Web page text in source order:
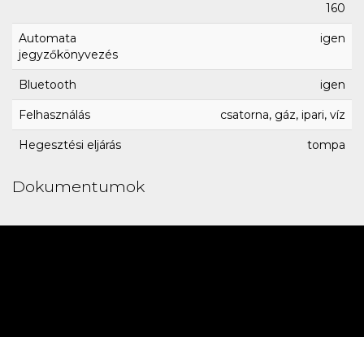
160
Automata
jegyzőkönyvezés
igen
Bluetooth igen
Felhasználás csatorna, gáz, ipari, víz
Hegesztési eljárás tompa
Dokumentumok